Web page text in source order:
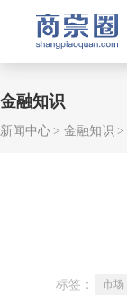
金融知识
新闻中心 金融知识
标签： 市场